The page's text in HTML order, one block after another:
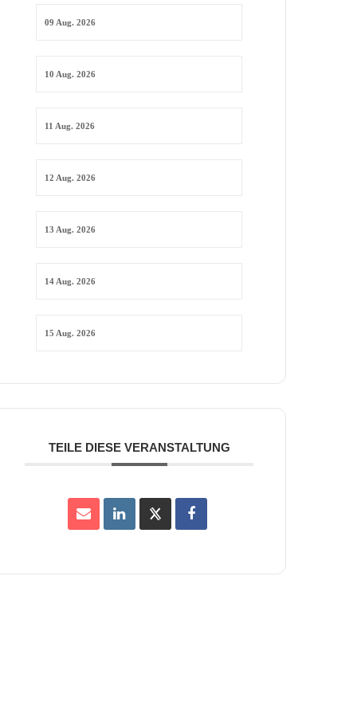
09 Aug. 2026
10 Aug. 2026
11 Aug. 2026
12 Aug. 2026
13 Aug. 2026
14 Aug. 2026
15 Aug. 2026
TEILE DIESE VERANSTALTUNG